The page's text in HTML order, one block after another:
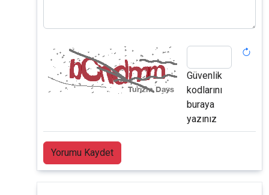
Güvenlik
kodlarını
buraya
yazınız
Yorumu Kaydet